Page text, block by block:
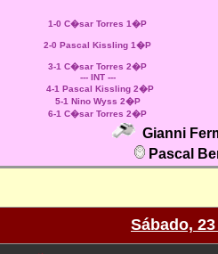
1-0 C�sar Torres 1�P
2-0 Pascal Kissling 1�P
3-1 C�sar Torres 2�P
--- INT ---
4-1 Pascal Kissling 2�P
5-1 Nino Wyss 2�P
6-1 C�sar Torres 2�P
Gianni
Pascal
Sábado,